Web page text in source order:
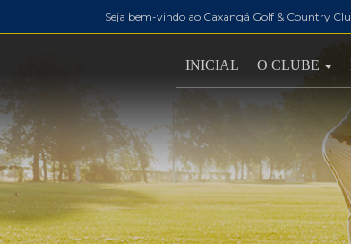
Seja bem-vindo ao Caxangá Golf & Country
INICIAL O CLUBE